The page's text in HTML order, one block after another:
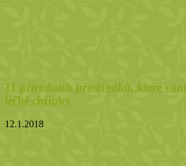
11 přírodních prostředků, které
léčbě chřipky
12.1.2018